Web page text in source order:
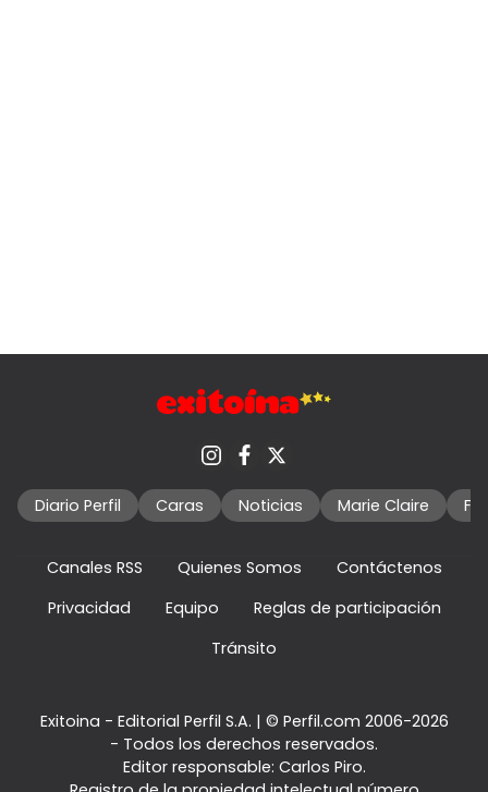
Diario Perfil Caras Noticias Marie Claire
Canales RSS Quienes Somos
Contáctenos
Privacidad
Equipo
Reglas de participación
Tránsito
Exitoina - Editorial Perfil S.A. | © Perfil.com 2006-2026
- Todos los derechos reservados.
Editor responsable: Carlos Piro.